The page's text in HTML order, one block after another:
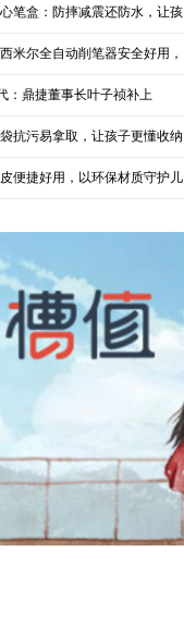
笔盒：防摔减震还防水，让孩
米尔全自动削笔器安全好用，
：鼎捷董事长叶子祯补上
抗污易拿取，让孩子更懂收纳
便捷好用，以环保材质守护儿